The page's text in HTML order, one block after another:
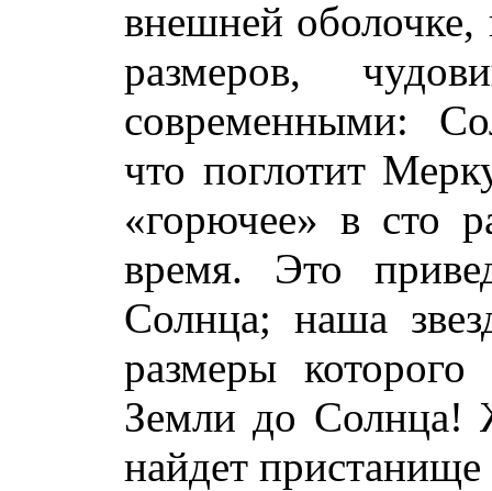
внешней
размеров,
современными:
что поглотит
«горючее» в сто
время. Это
Солнца; наша
размеры
Земли до Солнца!
найдет